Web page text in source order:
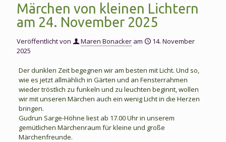
Märchen von kleinen Lichtern
am 24. November 2025
Veröffentlicht von Maren Bonacker am
14. November
2025
Der dunklen Zeit begegnen wir am besten mit Licht. Und so,
wie es jetzt allmählich in Gärten und an Fensterrahmen
wieder tröstlich zu funkeln und zu leuchten beginnt, wollen
wir mit unseren Märchen auch ein wenig Licht in die Herzen
bringen.
Gudrun Sarge-Höhne liest ab 17.00 Uhr in unserem
gemütlichen Märchenraum für kleine und große
Märchenfreunde.